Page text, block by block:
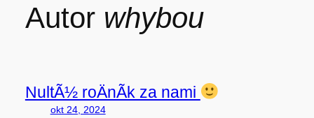
Autor whybou
NultÃ½ roÄnÃ­k za nami
okt 24, 2024